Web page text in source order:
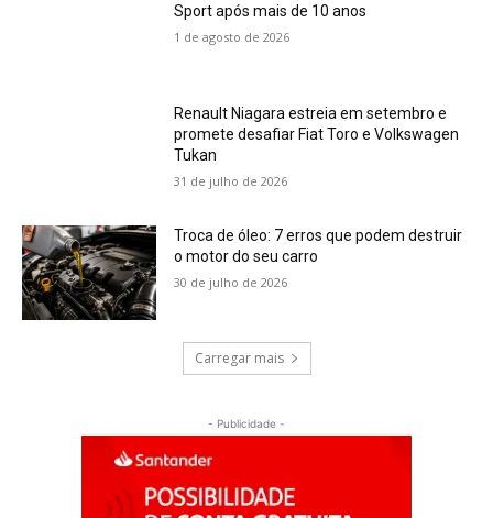
Sport após mais de 10 anos
1 de agosto de 2026
Renault Niagara estreia em setembro e
promete desafiar Fiat Toro e Volkswagen
Tukan
31 de julho de 2026
Troca de óleo: 7 erros que podem destruir
o motor do seu carro
30 de julho de 2026
Carregar mais
- Publicidade -